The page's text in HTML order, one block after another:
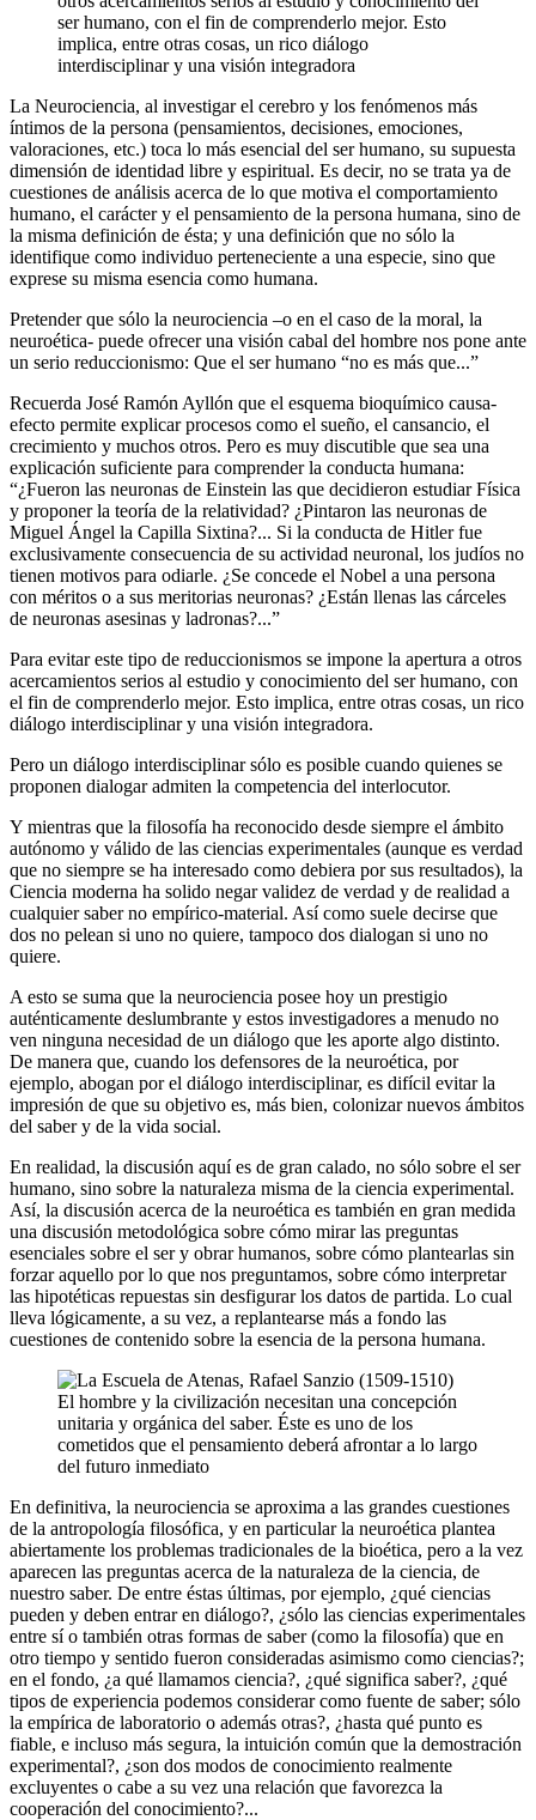
ser humano, con el fin de comprenderlo mejor. Esto
implica, entre otras cosas, un rico diálogo
interdisciplinar y una visión integradora
La Neurociencia, al investigar el cerebro y los fenómenos más
íntimos de la persona (pensamientos, decisiones, emociones,
valoraciones, etc.) toca lo más esencial del ser humano, su supuesta
dimensión de identidad libre y espiritual. Es decir, no se trata ya de
cuestiones de análisis acerca de lo que motiva el comportamiento
humano, el carácter y el pensamiento de la persona humana, sino de
la misma definición de ésta; y una definición que no sólo la
identifique como individuo perteneciente a una especie, sino que
exprese su misma esencia como humana.
Pretender que sólo la neurociencia –o en el caso de la moral, la
neuroética- puede ofrecer una visión cabal del hombre nos pone ante
un serio reduccionismo: Que el ser humano “no es más que...”
Recuerda José Ramón Ayllón que el esquema bioquímico causa-
efecto permite explicar procesos como el sueño, el cansancio, el
crecimiento y muchos otros. Pero es muy discutible que sea una
explicación suficiente para comprender la conducta humana:
“¿Fueron las neuronas de Einstein las que decidieron estudiar Física
y proponer la teoría de la relatividad? ¿Pintaron las neuronas de
Miguel Ángel la Capilla Sixtina?... Si la conducta de Hitler fue
exclusivamente consecuencia de su actividad neuronal, los judíos no
tienen motivos para odiarle. ¿Se concede el Nobel a una persona
con méritos o a sus meritorias neuronas? ¿Están llenas las cárceles
de neuronas asesinas y ladronas?...”
Para evitar este tipo de reduccionismos se impone la apertura a otros
acercamientos serios al estudio y conocimiento del ser humano, con
el fin de comprenderlo mejor. Esto implica, entre otras cosas, un rico
diálogo interdisciplinar y una visión integradora.
Pero un diálogo interdisciplinar sólo es posible cuando quienes se
proponen dialogar admiten la competencia del interlocutor.
Y mientras que la filosofía ha reconocido desde siempre el ámbito
autónomo y válido de las ciencias experimentales (aunque es verdad
que no siempre se ha interesado como debiera por sus resultados), la
Ciencia moderna ha solido negar validez de verdad y de realidad a
cualquier saber no empírico-material. Así como suele decirse que
dos no pelean si uno no quiere, tampoco dos dialogan si uno no
quiere.
A esto se suma que la neurociencia posee hoy un prestigio
auténticamente deslumbrante y estos investigadores a menudo no
ven ninguna necesidad de un diálogo que les aporte algo distinto.
De manera que, cuando los defensores de la neuroética, por
ejemplo, abogan por el diálogo interdisciplinar, es difícil evitar la
impresión de que su objetivo es, más bien, colonizar nuevos ámbitos
del saber y de la vida social.
En realidad, la discusión aquí es de gran calado, no sólo sobre el ser
humano, sino sobre la naturaleza misma de la ciencia experimental.
Así, la discusión acerca de la neuroética es también en gran medida
una discusión metodológica sobre cómo mirar las preguntas
esenciales sobre el ser y obrar humanos, sobre cómo plantearlas sin
forzar aquello por lo que nos preguntamos, sobre cómo interpretar
las hipotéticas repuestas sin desfigurar los datos de partida. Lo cual
lleva lógicamente, a su vez, a replantearse más a fondo las
cuestiones de contenido sobre la esencia de la persona humana.
El hombre y la civilización necesitan una concepción
unitaria y orgánica del saber. Éste es uno de los
cometidos que el pensamiento deberá afrontar a lo largo
del futuro inmediato
En definitiva, la neurociencia se aproxima a las grandes cuestiones
de la antropología filosófica, y en particular la neuroética plantea
abiertamente los problemas tradicionales de la bioética, pero a la vez
aparecen las preguntas acerca de la naturaleza de la ciencia, de
nuestro saber. De entre éstas últimas, por ejemplo, ¿qué ciencias
pueden y deben entrar en diálogo?, ¿sólo las ciencias experimentales
entre sí o también otras formas de saber (como la filosofía) que en
otro tiempo y sentido fueron consideradas asimismo como ciencias?;
en el fondo, ¿a qué llamamos ciencia?, ¿qué significa saber?, ¿qué
tipos de experiencia podemos considerar como fuente de saber; sólo
la empírica de laboratorio o además otras?, ¿hasta qué punto es
fiable, e incluso más segura, la intuición común que la demostración
experimental?, ¿son dos modos de conocimiento realmente
excluyentes o cabe a su vez una relación que favorezca la
cooperación del conocimiento?...